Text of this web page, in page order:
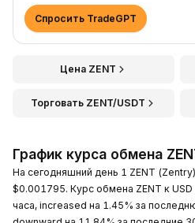
Спросить TradeGPT
Цена ZENT
Торговать ZENT/USDT
График курса обмена
На сегодняшний день 1 ZENT
$0.001795. Курс обмена ZENT к
часа, increased на 1.45% за